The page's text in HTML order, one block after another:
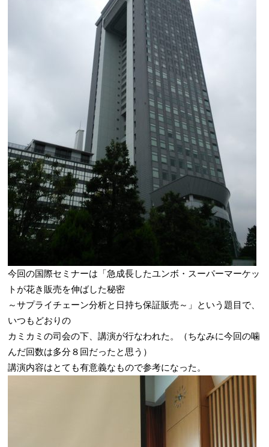
今回の国際セミナーは「急成長したユンボ・スーパーマーケッ
トが花き販売を伸ばした秘密
～サプライチェーン分析と日持ち保証販売～」という題目で、
いつもどおりの
カミカミの司会の下、講演が行なわれた。（ちなみに今回の噛
んだ回数は多分８回だったと思う）
講演内容はとても有意義なもので参考になった。